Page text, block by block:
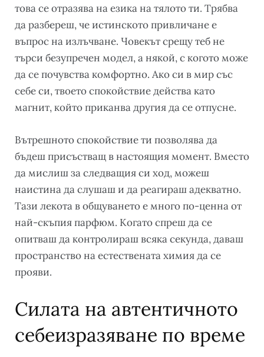
това се отразява на езика на тялото ти. Трябва
да разбереш, че истинското привличане е
въпрос на излъчване. Човекът срещу теб не
търси безупречен модел, а някой, с когото може
да се почувства комфортно. Ако си в мир със
себе си, твоето спокойствие действа като
магнит, който приканва другия да се отпусне.
Вътрешното спокойствие ти позволява да
бъдеш присъстващ в настоящия момент. Вместо
да мислиш за следващия си ход, можеш
наистина да слушаш и да реагираш адекватно.
Тази лекота в общуването е много по-ценна от
най-скъпия парфюм. Когато спреш да се
опитваш да контролираш всяка секунда, даваш
пространство на естествената химия да се
прояви.
Силата на автентичното
себеизразяване по време